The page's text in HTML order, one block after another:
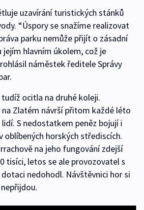
uzavírání turistických stánků
“Úspory se snažíme realizovat
parku nemůže přijít o zásadní
hlavním úkolem, což je
náměstek ředitele Správy
ocitla na druhé koleji.
na Zlatém návrší přitom každé léto
S nedostatkem peněz bojují i
oblíbených horských střediscích.
na jeho fungování zdejší
tisíci, letos se ale provozovatel s
nedohodl. Návštěvnici hor si